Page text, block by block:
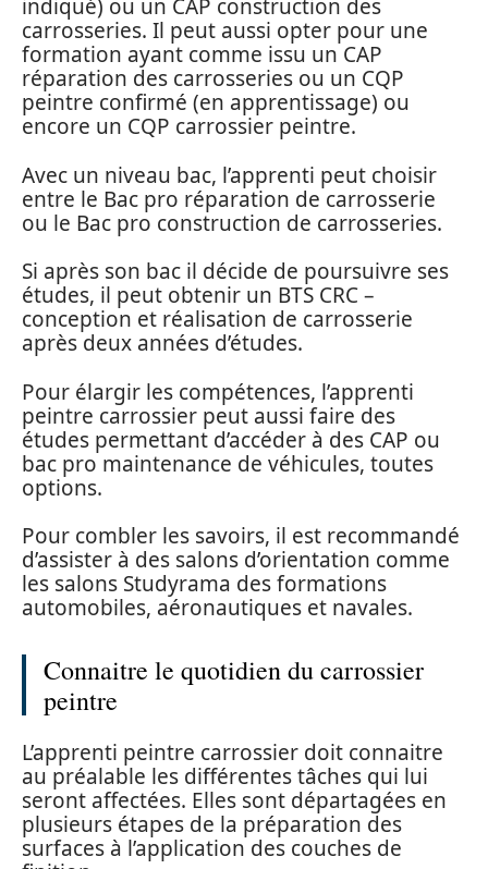
indiqué) ou un CAP construction des
carrosseries. Il peut aussi opter pour une
formation ayant comme issu un CAP
réparation des carrosseries ou un CQP
peintre confirmé (en apprentissage) ou
encore un CQP carrossier peintre.
Avec un niveau bac, l’apprenti peut choisir
entre le Bac pro réparation de carrosserie
ou le Bac pro construction de carrosseries.
Si après son bac il décide de poursuivre ses
études, il peut obtenir un BTS CRC –
conception et réalisation de carrosserie
après deux années d’études.
Pour élargir les compétences, l’apprenti
peintre carrossier peut aussi faire des
études permettant d’accéder à des CAP ou
bac pro maintenance de véhicules, toutes
options.
Pour combler les savoirs, il est recommandé
d’assister à des salons d’orientation comme
les salons Studyrama des formations
automobiles, aéronautiques et navales.
Connaitre le quotidien du carrossier
peintre
L’apprenti peintre carrossier doit connaitre
au préalable les différentes tâches qui lui
seront affectées. Elles sont départagées en
plusieurs étapes de la préparation des
surfaces à l’application des couches de